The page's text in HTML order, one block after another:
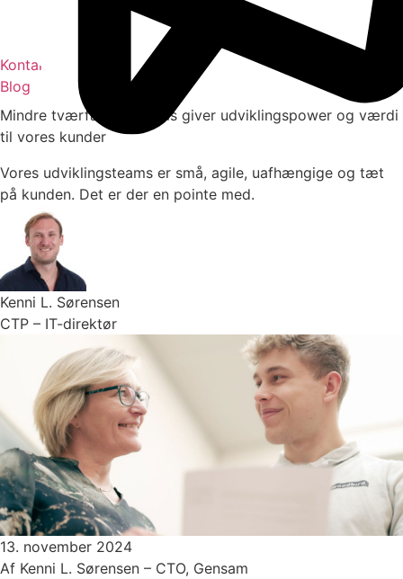
Kontakt
Blog
Mindre tværfaglige teams giver udviklingspower og værdi
til vores kunder
Vores udviklingsteams er små, agile, uafhængige og tæt
på kunden. Det er der en pointe med.
Kenni L. Sørensen
CTP – IT-direktør
13. november 2024
Af Kenni L. Sørensen – CTO, Gensam